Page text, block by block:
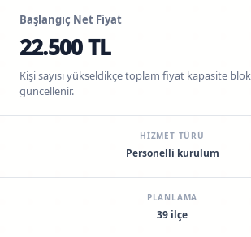
Başlangıç Net Fiyat
22.500 TL
Kişi sayısı yükseldikçe toplam fiyat kapasite
güncellenir.
HIZMET TÜRÜ
Personelli kurulum
PLANLAMA
39 ilçe